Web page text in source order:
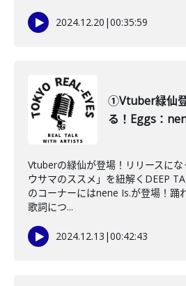
2024.12.20 |00:35:59
①Vtuber緑仙
る！Eggs：
Vtuberの緑仙が登場！リリースに
ウサマのススメ」を紐解くDEEP
のコーナーにはnene Is.が登場！踊
歌詞につ...
2024.12.13 |00:42:43